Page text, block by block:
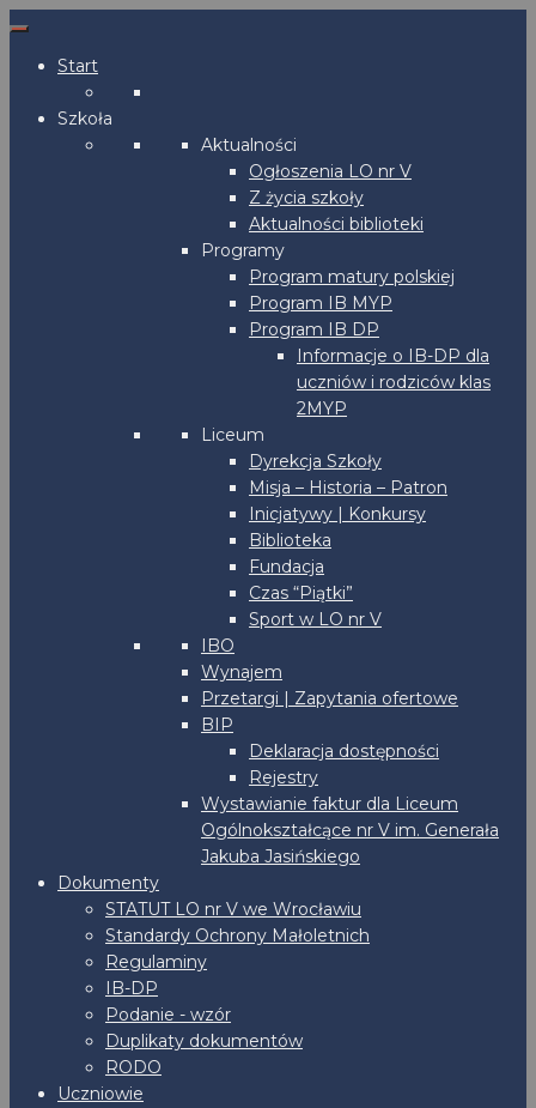
Start
Szkoła
Aktualności
Ogłoszenia LO nr V
Z życia szkoły
Aktualności biblioteki
Programy
Program matury polskiej
Program IB MYP
Program IB DP
Informacje o IB-DP dla
uczniów i rodziców klas
2MYP
Liceum
Dyrekcja Szkoły
Misja – Historia – Patron
Inicjatywy | Konkursy
Biblioteka
Fundacja
Czas “Piątki”
Sport w LO nr V
IBO
Wynajem
Przetargi | Zapytania ofertowe
BIP
Deklaracja dostępności
Rejestry
Wystawianie faktur dla Liceum
Ogólnokształcące nr V im. Generała
Jakuba Jasińskiego
Dokumenty
STATUT LO nr V we Wrocławiu
Standardy Ochrony Małoletnich
Regulaminy
IB-DP
Podanie - wzór
Duplikaty dokumentów
RODO
Uczniowie